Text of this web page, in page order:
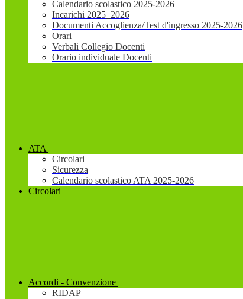
Calendario scolastico 2025-2026
Incarichi 2025_2026
Documenti Accoglienza/Test d'ingresso 2025-2026
Orari
Verbali Collegio Docenti
Orario individuale Docenti
ATA
Circolari
Sicurezza
Calendario scolastico ATA 2025-2026
Circolari
Accordi - Convenzione
RIDAP